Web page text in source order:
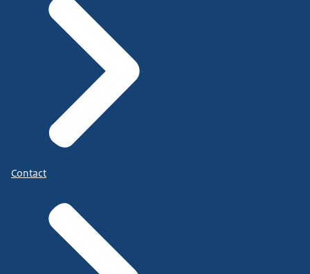
Contact